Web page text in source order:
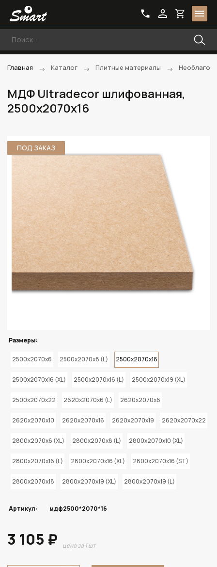
Главная Каталог Плитные материалы
МДФ Ultradecor шлифованная,
2500х2070х16
ПОД ЗАКАЗ
Размеры:
2500x2070x6 2500x2070x8 (L) 2500x2070x16
2500x2070x16 (XL) 2500x2070x16 (L) 2500x2070x19 (XL)
2500x2070x22 2620x2070x6 (L) 2620x2070x6
2620x2070x10 2620x2070x16 2620x2070x19 2620x2070x22
2800x2070x6 (XL) 2800x2070x8 (L) 2800x2070x10 (XL)
2800x2070x16 (L) 2800x2070x16 (XL) 2800x2070x16 (ST)
2800x2070x18 2800x2070x19 (XL) 2800x2070x19 (L)
Артикул: мдф2500*2070*16
3 105 ₽ цена за 1 шт